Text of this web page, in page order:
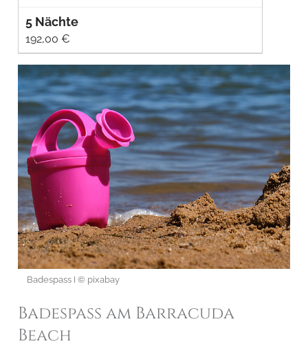
192,00 €
Badespass I © pixabay
Badespass am Barracuda
Beach